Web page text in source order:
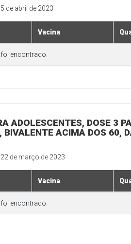
5 de abril de 2023
Vacina
encontrado.
ADOLESCENTES, DOSE 3
BIVALENTE ACIMA DOS 60,
22 de março de 2023
Vacina
encontrado.